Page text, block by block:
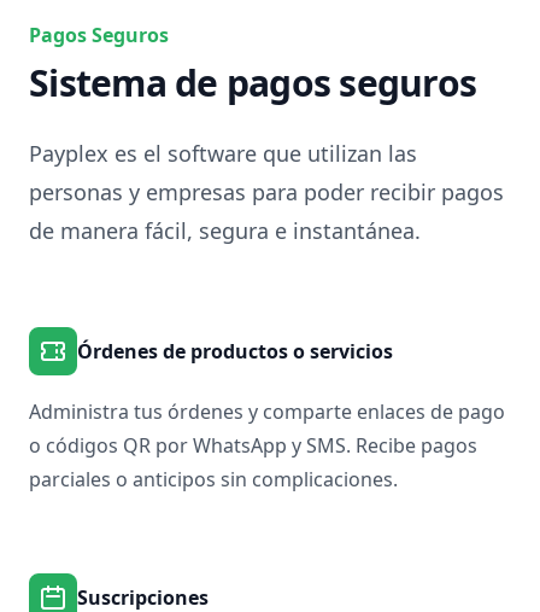
Pagos Seguros
Sistema de pagos seguros
Payplex es el software que utilizan las
personas y empresas para poder recibir pagos
de manera fácil, segura e instantánea.
Órdenes de productos o servicios
Administra tus órdenes y comparte enlaces de pago
o códigos QR por WhatsApp y SMS. Recibe pagos
parciales o anticipos sin complicaciones.
Suscripciones